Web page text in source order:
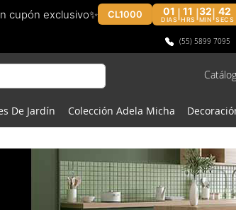
cupón exclusivo✨ CL1000 01
DIAS
11
HRS
32
MIN
40
SECS
(55) 5899 7095
De Jardín Colección Adela Micha